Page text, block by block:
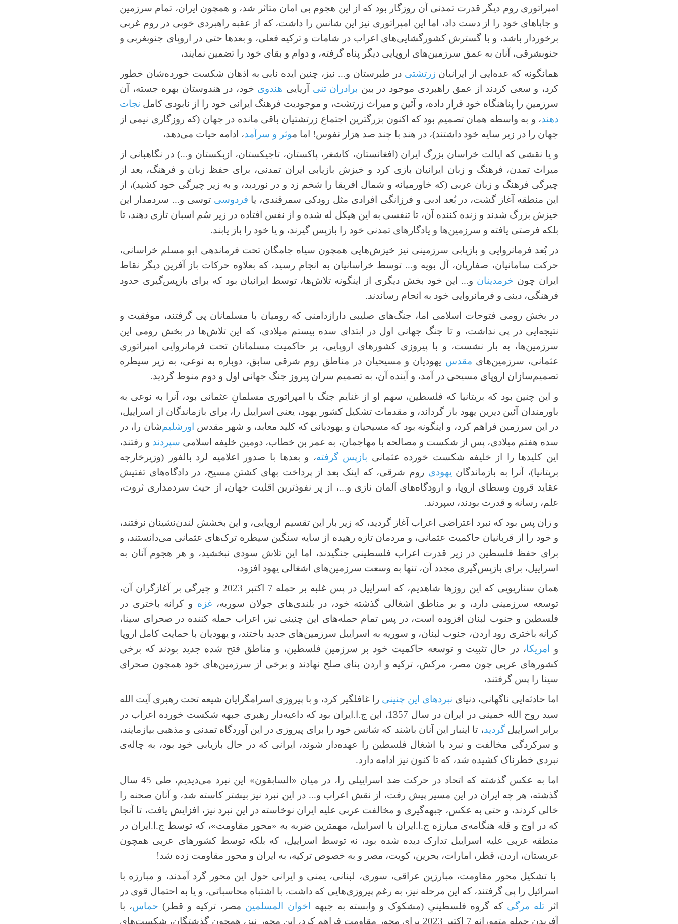
امپراتوری روم دیگر قدرت تمدنی آن روزگار بود که از این هجوم بی امان متاثر شد، و همچون ایران، تمام سرزمین‌
و جاپا‌های خود را از دست داد، اما این امپراتوری نیز این شانس را داشت، که از عقبه راهبردی خوبی در روم غربی
برخوردار باشد، و با گسترش کشورگشایی‌های اعراب در شامات و ترکیه فعلی، و بعدها حتی در اروپای جنوبغربی و
جنوبشرقی، آنان به عمق سرزمین‌های اروپایی دیگر پناه گرفته، و دوام و بقای خود را تضمین نمایند،
همانگونه که عده‌ایی از ایرانیان زرتشتی در طبرستان و... نیز، چنین ایده نابی به اذهان شکست خورده‌شان خطور
کرد، و سعی کردند از عمق راهبردی موجود در بین برادران تنی آریایی هندوی خود، در هندوستان بهره جسته، آن
سرزمین را پناهنگاه خود قرار داده، و آئین و میراث زرتشت، و موجودیت فرهنگ ایرانی خود را از نابودی کامل نجات
دهند، و به واسطه همان تصمیم بود که اکنون بزرگترین اجتماع زرتشتیان باقی مانده در جهان (که روزگاری نیمی از
جهان را در زیر سایه خود داشتند)، در هند با چند صد هزار نفوس! اما موثر و سرآمد، ادامه حیات می‌دهد،
و یا نقشی که ایالت خراسان بزرگ ایران (افغانستان، کاشغر، پاکستان، تاجیکستان، ازبکستان و...) در نگاهبانی از
میراث تمدن، فرهنگ و زبان ایرانیان بازی کرد و خیزش بازیابی ایران تمدنی، برای حفظ زبان و فرهنگ، بعد از
چیرگی فرهنگ و زبان عربی (که خاورمیانه و شمال افریقا را شخم زد و در نوردید، و به زیر چیرگی خود کشید)، از
این منطقه آغاز گشت، در بُعد ادبی و فرزانگی افرادی مثل رودکی سمرقندی، یا فردوسی توسی و... سردمدار این
خیزش بزرگ شدند و زنده کننده آن، تا تنفسی به این هیکل له شده و از نفس افتاده در زیر سُم اسبان تازی دهند، تا
بلکه فرصتی یافته و سرزمین‌ها و یادگارهای تمدنی خود را بازپس گیرند، و یا خود را باز یابند.
در بُعد فرمانروایی و بازیابی سرزمینی نیز خیزش‌هایی همچون سیاه جامگان تحت فرماندهی ابو مسلم خراسانی،
حرکت سامانیان، صفاریان، آل بویه و... توسط خراسانیان به انجام رسید، که بعلاوه حرکات باز آفرین دیگر نقاط
ایران چون خرمدینان و... این خود بخش دیگری از اینگونه تلاش‌ها، توسط ایرانیان بود که برای بازپس‌گیری حدود
فرهنگی، دینی و فرمانروایی خود به انجام رساندند.
در بخش رومی فتوحات اسلامی اما، جنگ‌های صلیبی دارازدامنی که رومیان با مسلمانان پی گرفتند، موفقیت و
نتیجه‌ایی در پی نداشت، و تا جنگ جهانی اول در ابتدای سده بیستم میلادی، که این تلاش‌ها در بخش رومی این
سرزمین‌ها، به بار نشست، و با پیروزی کشورهای اروپایی، بر حاکمیت مسلمانان تحت فرمانروایی امپراتوری
عثمانی، سرزمین‌های مقدس یهودیان و مسیحیان در مناطق روم شرقی سابق، دوباره به نوعی، به زیر سیطره
تصمیم‌سازان اروپای مسیحی در آمد، و آینده آن، به تصمیم‌ سران پیروز جنگ جهانی اول و دوم منوط گردید.
و این چنین بود که بریتانیا که فلسطین، سهم او از غنایم جنگ با امپراتوری مسلمانِ عثمانی بود، آنرا به نوعی به
باورمندان آئین دیرین یهود باز گرداند، و مقدمات تشکیل کشور یهود، یعنی اسراییل را، برای بازماندگان از اسراییل،
در این سرزمین فراهم کرد، و اینگونه بود که مسیحیان و یهودیانی که کلید معابد، و شهر مقدس اورشلیم‌شان را، در
سده هفتم میلادی، پس از شکست و مصالحه با مهاجمان، به عمر بن خطاب، دومین خلیفه اسلامی سپردند و رفتند،
این کلیدها را از خلیفه شکست خورده عثمانی بازپس گرفته، و بعدها با صدور اعلامیه لرد بالفور (وزیرخارجه
بریتانیا)، آنرا به بازماندگان یهودی روم شرقی، که اینک بعد از پرداخت بهای کشتن مسیح، در دادگاه‌های تفتیش
عقاید قرون وسطای اروپا، و ارودگاه‌های آلمان نازی و...، از پر نفوذترین اقلیت جهان، از حیث سردمداری ثروت،
علم، رسانه و قدرت بودند، سپردند.
و زان پس بود که نبرد اعتراضی اعراب آغاز گردید، که زیر بار این تقسیم اروپایی، و این بخشش لندن‌نشینان نرفتند،
و خود را از قربانیان حاکمیت عثمانی، و مردمان تازه رهیده از سایه سنگین سیطره ترک‌های عثمانی می‌دانستند، و
برای حفظ فلسطین در زیر قدرت اعراب فلسطینی جنگیدند، اما این تلاش سودی نبخشید، و هر هجوم آنان به
اسراییل، برای بازپس‌گیری مجدد آن، تنها به وسعت سرزمین‌های اشغالی یهود افزود،
همان سناریویی که این روزها شاهدیم، که اسراییل در پس غلبه بر حمله 7 اکتبر 2023 و چیرگی بر آغازگران آن،
توسعه سرزمینی دارد، و بر مناطق اشغالی گذشته خود، در بلندی‌های جولان سوریه،غزه و کرانه باختری در
فلسطین و جنوب لبنان افزوده است، در پس تمام حمله‌های این چنینی نیز، اعراب حمله کننده در صحرای سینا،
کرانه باختری رود اردن، جنوب لبنان، و سوریه به اسراییل سرزمین‌های جدید باختند، و یهودیان با حمایت کامل اروپا
و
امریکا، در حال تثبیت و توسعه حاکمیت خود بر سرزمین فلسطین، و مناطق فتح شده جدید بودند که برخی
کشورهای عربی چون مصر، مرکش، ترکیه و اردن بنای صلح نهادند و برخی از سرزمین‌های خود همچون صحرای
سینا را پس گرفتند،
اما حادثه‌ایی ناگهانی، دنیای نبردهای این چنینی را غافلگیر کرد، و با پیروزی اسرامگرایان شیعه تحت رهبری آیت الله
سید روح الله خمینی در ایران در سال 1357، این ج.ا.ایران بود که داعیه‌دار رهبری جبهه شکست خورده اعراب در
برابر اسراییلگردید، تا اینبار این آنان باشند که شانس خود را برای پیروزی در این آوردگاه تمدنی و مذهبی بیازمایند،
و سرکردگی مخالفت و نبرد با اشغال فلسطین را عهده‌دار شوند، ایرانی که در حال بازیابی خود بود، به چاله‌ی
نبردی خطرناک کشیده شد، که تا کنون نیز ادامه دارد.
اما به عکس گذشته که اتحاد در حرکت ضد اسراییلی را، در میان «السابقون» این نبرد می‌دیدیم، طی 45 سال
گذشته، هر چه ایران در این مسیر پیش رفت، از نقش اعراب و... در این نبرد نیز بیشتر کاسته شد، و آنان صحنه را
خالی کردند، و حتی به عکس، جبهه‌گیری و مخالفت عربی علیه ایران نوخاسته در این نبرد نیز، افزایش یافت، تا آنجا
که در اوج و قله هنگامه‌ی مبارزه ج.ا.ایران با اسراییل، مهمترین ضربه به «محور مقاومت»، که توسط ج.ا.ایران در
منطقه عربی علیه اسراییل تدارک دیده شده بود، نه توسط اسراییل، که بلکه توسط کشورهای عربی همچون
عربستان، اردن، قطر، امارات، بحرین، کویت، مصر و به خصوص ترکیه، به ایران و محور مقاومت زده شد!
با تشکیل محور مقاومت، مبارزین عراقی، سوری، لبنانی، یمنی و ایرانی حول این محور گرد آمدند، و مبارزه با
اسرائیل را پی گرفتند، که این مرحله نیز، به رغم پیروزی‌هایی که داشت، با اشتباه محاسباتی، و یا به احتمال قوی در
اثر تله مرگی که گروه فلسطینیِ (مشکوک و وابسته به جبهه اخوان المسلمین مصر، ترکیه و قطر) حماس، با
آفریدن حمله متهورانه 7 اکتبر 2023 برای محور مقاومت فراهم کرد، این محور نیز، همچون گذشتگان، شکست‌های